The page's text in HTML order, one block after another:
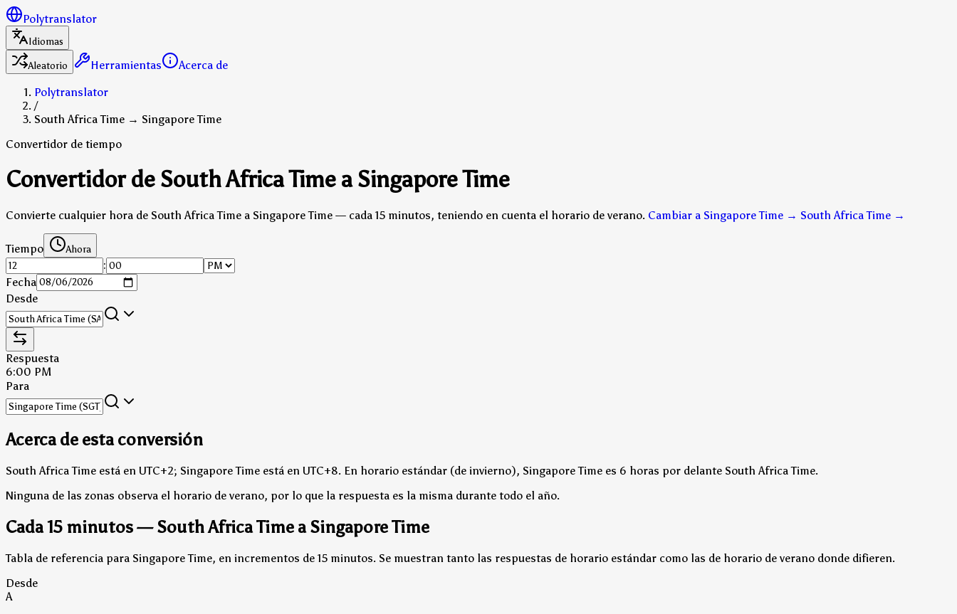
Polytranslator
Idiomas
Aleatorio
Herramientas
Acerca de
Polytranslator
/
South Africa Time → Singapore Time
Convertidor de tiempo
Convertidor de South Africa Time a Singapore Time
Convierte cualquier hora de South Africa Time a Singapore Time — cada 15 minutos, teniendo en cuenta el horario de verano. Cambiar a Singapore Time → South Africa Time →
Tiempo Ahora
:
Fecha
Desde
Respuesta
6:00 PM
Para
Acerca de esta conversión
South Africa Time está en UTC+2; Singapore Time está en UTC+8. En horario estándar (de invierno), Singapore Time es 6 horas por delante South Africa Time.
Ninguna de las zonas observa el horario de verano, por lo que la respuesta es la misma durante todo el año.
Cada 15 minutos — South Africa Time a Singapore Time
Tabla de referencia para Singapore Time, en incrementos de 15 minutos. Se muestran tanto las respuestas de horario estándar como las de horario de verano donde difieren.
Desde
A